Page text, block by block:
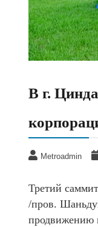
В г.
Metroadmin
Третий
/пров.
продвижению